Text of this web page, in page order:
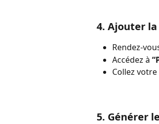
4. Ajouter
Rendez-
Accédez à
Collez votre
5. Générer